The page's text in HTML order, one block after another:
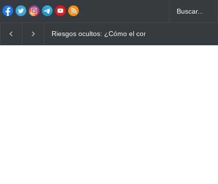
Riesgos ocultos: ¿Cómo el consumo de alimentos